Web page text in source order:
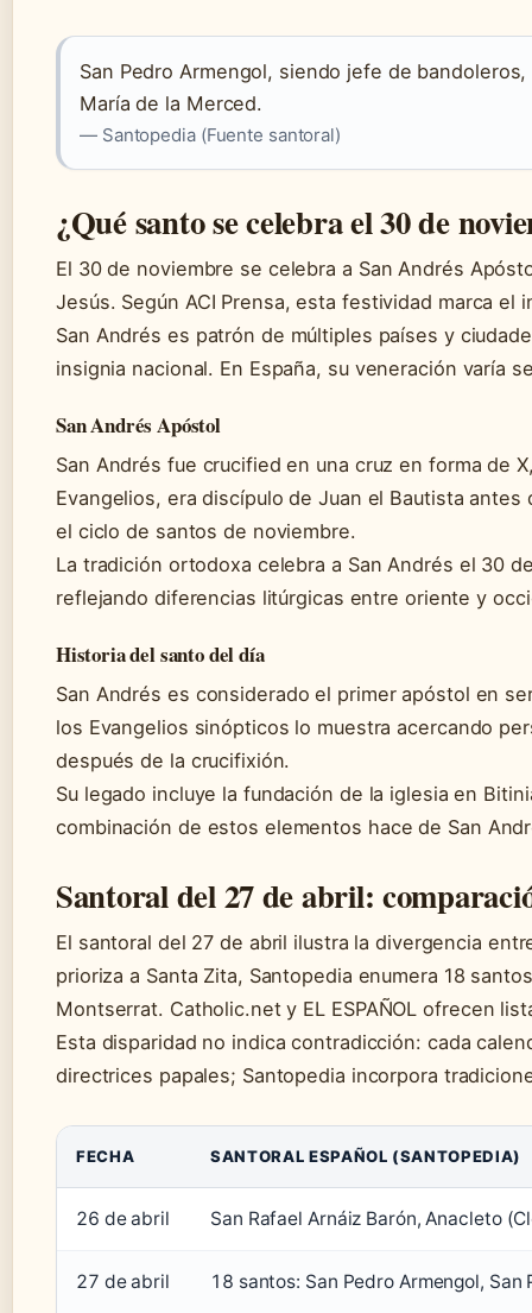
San Pedro Armengol, siendo jefe de
María de la Merced.
— Santopedia (Fuente santoral)
¿Qué santo se celebra el 30 de
El 30 de noviembre se celebra a San Andrés
Jesús. Según ACI Prensa, esta festividad marca
San Andrés es patrón de múltiples países y
insignia nacional. En España, su veneración varía
San Andrés Apóstol
San Andrés fue crucified en una cruz en forma de
Evangelios, era discípulo de Juan el Bautista
el ciclo de santos de noviembre.
La tradición ortodoxa celebra a San Andrés el 30
reflejando diferencias litúrgicas entre oriente y
Historia del santo del día
San Andrés es considerado el primer apóstol en
los Evangelios sinópticos lo muestra acercando
después de la crucifixión.
Su legado incluye la fundación de la iglesia en
combinación de estos elementos hace de San
Santoral del 27 de abril:
El santoral del 27 de abril ilustra la divergencia
prioriza a Santa Zita, Santopedia enumera 18
Montserrat. Catholic.net y EL ESPAÑOL ofrecen
Esta disparidad no indica contradicción: cada
directrices papales; Santopedia incorpora
FECHA SANTORAL ESPAÑOL (SANTOPEDIA)
26 de abril San Rafael Arnáiz Barón, Anacleto
27 de abril 18 santos: San Pedro Armengol,